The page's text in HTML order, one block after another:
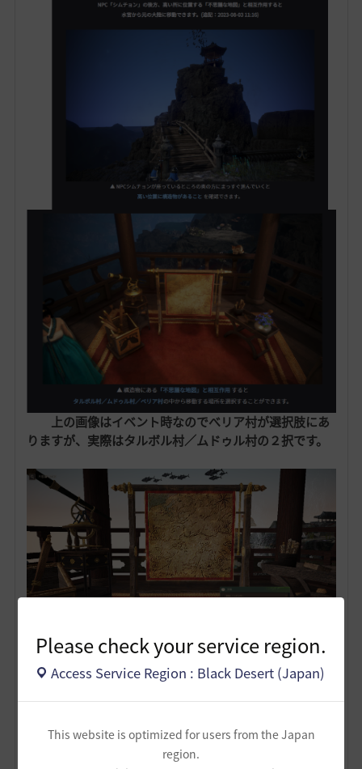
Please check your service region.
Access Service Region : Black Desert (Japan)
This website is optimized for users from the Japan
region.
上の画像はイベント時なのでべリア村が選択肢にあ
りますが、実際はタルボル村／ムドゥル村の２択です。